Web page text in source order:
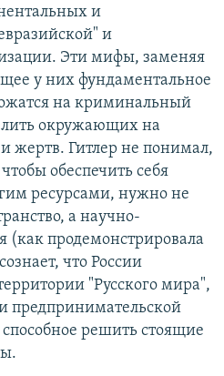
и
и
Эти мифы, заменяя
у них фундаментальное
на криминальный
окружающих на
жертв. Гитлер не понимал,
обеспечить себя
ресурсами, нужно не
а научно-
(как продемонстрировала
что России
"Русского мира",
предпринимательской
решить стоящие